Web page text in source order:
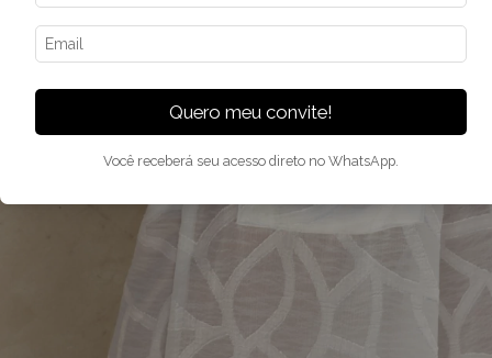
Quero meu convite!
Você receberá seu acesso direto no WhatsApp.